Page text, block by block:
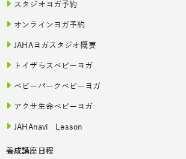
スタジオヨガ予約
オンラインヨガ予約
JAHAヨガスタジオ概要
トイザらスベビーヨガ
ベビーパークベビーヨガ
アクサ生命ベビーヨガ
JAHAnavi Lesson
養成講座日程